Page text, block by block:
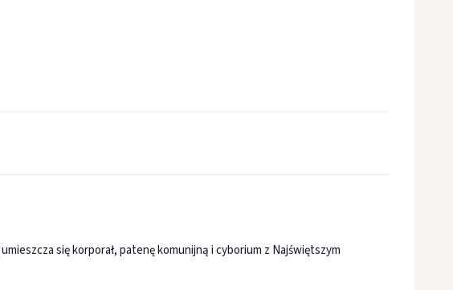
się korporał, patenę komunijną i cyborium z Najświętszym